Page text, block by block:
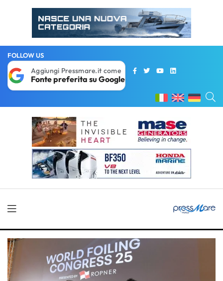
FOLLOW US
Aggiungi Pressmare.it come
Fonte preferita su Google